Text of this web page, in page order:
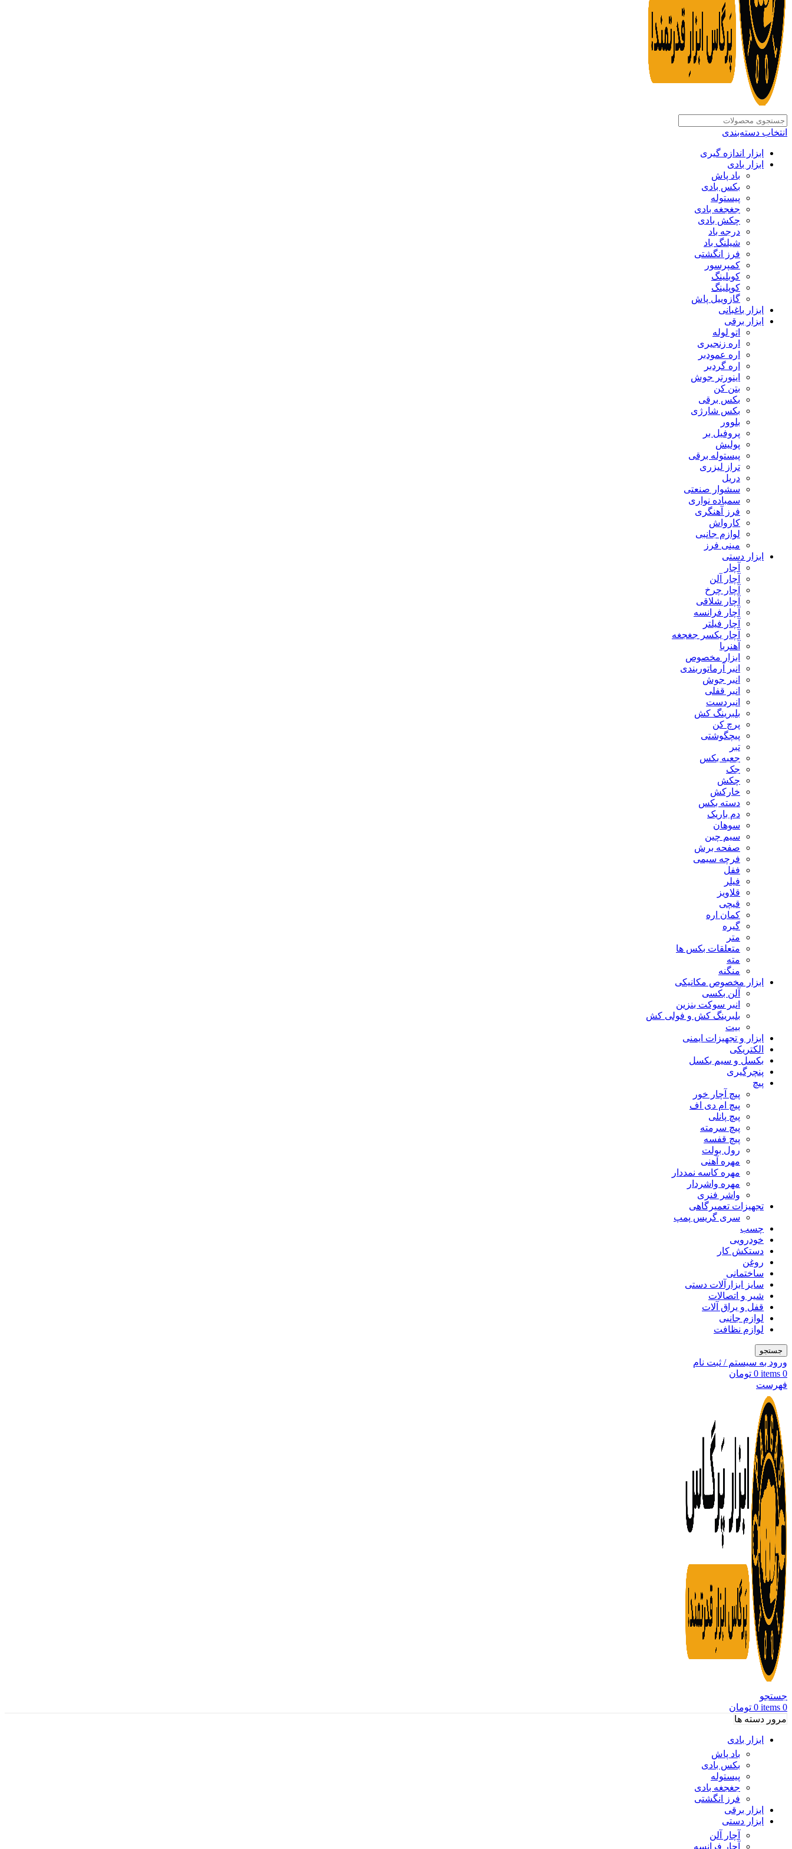
انتخاب دسته‌بندی
ابزار اندازه گیری
ابزار بادی
باد پاش
بکس بادی
پیستوله
جغجغه بادی
چکش بادی
درجه باد
شیلنگ باد
فرز انگشتی
کمپرسور
کوبلینگ
کوپلینگ
گازوییل پاش
ابزار باغبانی
ابزار برقی
اتو لوله
اره زنجیری
اره عمودبر
اره گردبر
اینورتر جوش
بتن کن
بکس برقی
بکس شارژی
بلوور
پروفیل بر
پولیش
پیستوله برقی
تراز لیزری
دریل
سشوار صنعتی
سمباده نواری
فرز آهنگری
کارواش
لوازم جانبی
مینی فرز
ابزار دستی
آچار
آچار آلن
آچار چرخ
آچار شلاقی
آچار فرانسه
آچار فیلتر
آچار یکسر جغجغه
آهنربا
ابزار مخصوص
انبر آرماتوربندی
انبر جوش
انبر قفلی
انبردست
بلبرینگ کش
پرچ کن
پیچگوشتی
تبر
جعبه بکس
جک
چکش
خارکش
دسته بکس
دم باریک
سوهان
سیم چین
صفحه برش
فرچه سیمی
ففل
فیلر
قلاویز
قیچی
کمان اره
گیره
متر
متعلقات بکس ها
مته
منگنه
ابزار مخصوص مکانیکی
آلن بکسی
انبر سوکت بنزین
بلبرینگ کش و فولی کش
بیت
ابزار و تجهیزات ایمنی
الکتریکی
بکسل و سیم بکسل
پنچرگیری
پیچ
پیچ آچار خور
پیچ ام دی اف
پیچ پانلی
پیچ سرمته
پیچ قفسه
رول بولت
مهره آهنی
مهره کاسه نمددار
مهره واشردار
واشر فنری
تجهیزات تعمیرگاهی
سری گریس پمپ
چسب
خودرویی
دستکش کار
روغن
ساختمانی
سایز ابزارآلات دستی
شیر و اتصالات
قفل و یراق آلات
لوازم جانبی
لوازم نظافت
جستجو
ورود به سیستم / ثبت نام
0
items
0 تومان
فهرست
جستجو
0
items
0 تومان
مرور دسته ها
ابزار بادی
باد پاش
بکس بادی
پیستوله
جغجغه بادی
فرز انگشتی
ابزار برقی
ابزار دستی
آچار آلن
آچار فرانسه